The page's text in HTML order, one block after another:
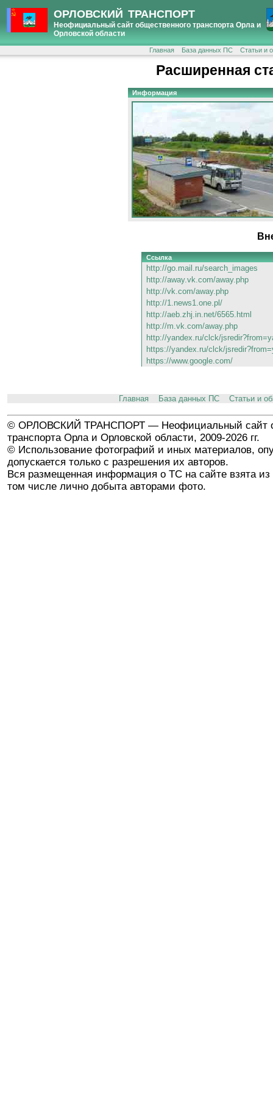
ОРЛОВСКИЙ ТРАНСПОРТ
Неофициальный сайт общественного транспорта Орла и
Орловской области
Главная База данных ПС Статьи и
Расширенная
Информация
Ссылка
http://go.mail.ru/search_images
http://away.vk.com/away.php
http://vk.com/away.php
http://1.news1.one.pl/
http://aeb.zhj.in.net/6565.html
http://m.vk.com/away.php
http://yandex.ru/clck/
https://yandex.ru/clck/
https://www.google.com/
Главная База данных ПС Статьи и
© ОРЛОВСКИЙ ТРАНСПОРТ — Неофициальный сайт
транспорта Орла и Орловской области, 2009-2026 гг.
© Использование фотографий и иных материалов,
допускается только с разрешения их авторов.
Вся размещенная информация о ТС на сайте взята из
том числе лично добыта авторами фото.